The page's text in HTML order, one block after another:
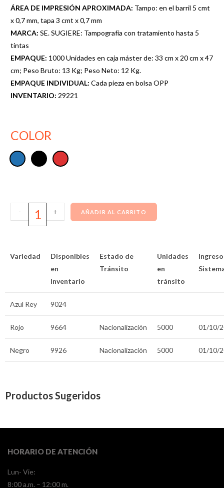
ÁREA DE IMPRESIÓN APROXIMADA: Tampo: en el barril 5 cmt
x 0,7 mm, tapa 3 cmt x 0,7 mm
MARCA: SE. SUGIERE: Tampografía con tratamiento hasta 5
tintas
EMPAQUE: 1000 Unidades en caja máster de: 33 cm x 20 cm x 47
cm; Peso Bruto: 13 Kg; Peso Neto: 12 Kg.
EMPAQUE INDIVIDUAL: Cada pieza en bolsa OPP
INVENTARIO: 29221
COLOR
- + AÑADIR AL CARRITO
Variedad
Disponibles
en
Inventario
Estado de
Tránsito
Unidades
en
tránsito
Azul Rey 9024
Rojo 9664 Nacionalización 5000 01/10/
Negro 9926 Nacionalización 5000 01/10/
Productos Sugeridos
HORARIO DE ATENCIÓN
Lun- Vie:
8:00 a.m. – 12:00 m.